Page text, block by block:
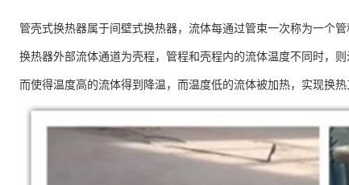
管壳式换热器属于间壁式换热器，流体每通过管束一次称为一个
换热器外部流体通道为壳程，管程和壳程内的流体温度不同时，
而使得温度高的流体得到降温，而温度低的流体被加热，实现换热